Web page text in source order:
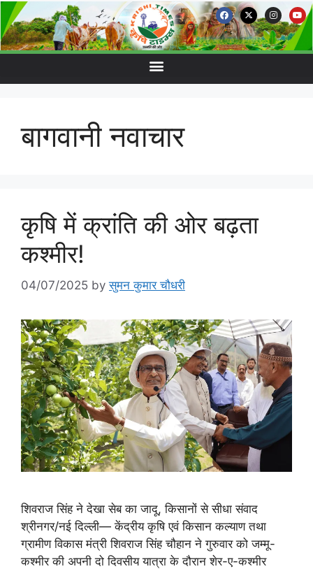
बागवानी नवाचार
कृषि में क्रांति की ओर बढ़ता
कश्मीर!
04/07/2025 byसुमन कुमार चौधरी
शिवराज सिंह ने देखा सेब का जादू, किसानों से सीधा संवाद
श्रीनगर/नई दिल्ली— केंद्रीय कृषि एवं किसान कल्याण तथा
ग्रामीण विकास मंत्री शिवराज सिंह चौहान ने गुरुवार को जम्मू-
कश्मीर की अपनी दो दिवसीय यात्रा के दौरान शेर-ए-कश्मीर